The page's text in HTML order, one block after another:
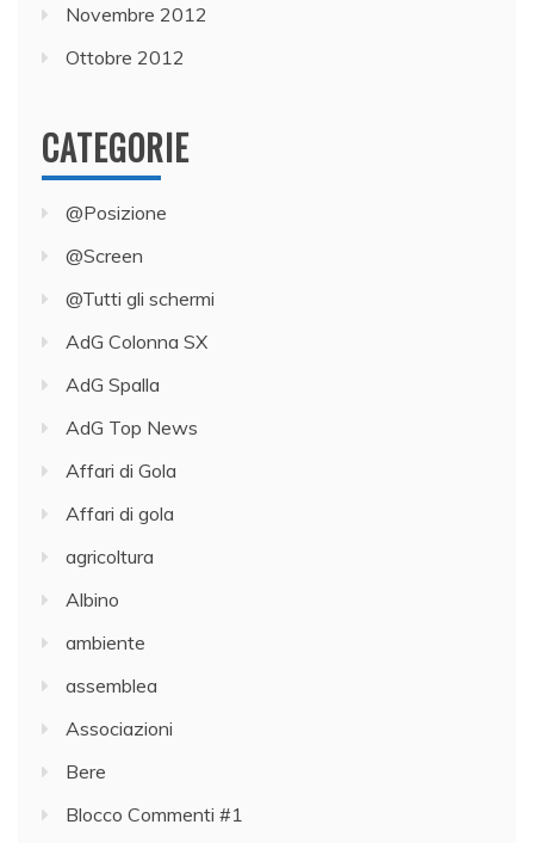
Novembre 2012
Ottobre 2012
CATEGORIE
@Posizione
@Screen
@Tutti gli schermi
AdG Colonna SX
AdG Spalla
AdG Top News
Affari di Gola
Affari di gola
agricoltura
Albino
ambiente
assemblea
Associazioni
Bere
Blocco Commenti #1